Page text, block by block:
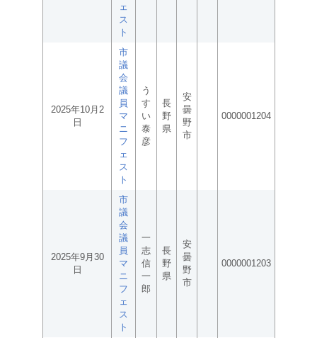
ェ
ス
ト
2025年10月2
日
市
議
会
議
員
マ
ニ
フ
ェ
ス
ト
う
す
い
泰
彦
長
野
県
安
曇
野
市
0000001204
2025年9月30
日
市
議
会
議
員
マ
ニ
フ
ェ
ス
ト
一
志
信
一
郎
長
野
県
安
曇
野
市
0000001203